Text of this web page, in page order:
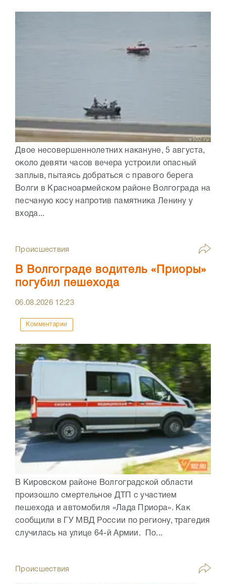
Двое несовершеннолетних накануне, 5 августа,
около девяти часов вечера устроили опасный
заплыв, пытаясь добраться с правого берега
Волги в Красноармейском районе Волгограда на
песчаную косу напротив памятника Ленину у
входа...
Происшествия
В Волгограде водитель «Приоры»
погубил пешехода
06.08.2026 12:23
Комментарии
В Кировском районе Волгоградской области
произошло смертельное ДТП с участием
пешехода и автомобиля «Лада Приора». Как
сообщили в ГУ МВД России по региону, трагедия
случилась на улице 64-й Армии. По...
Происшествия